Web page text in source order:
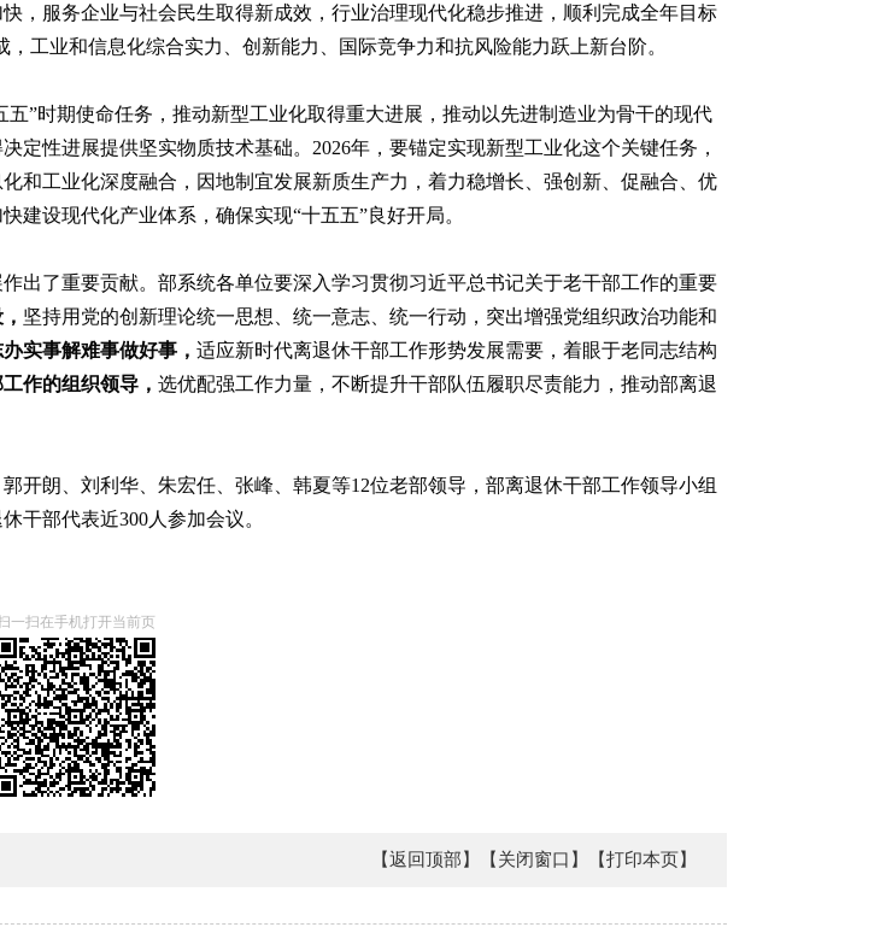
，服务企业与社会民生取得新成效，行业治理现代化稳步推进，顺利完成全年目标
工业和信息化综合实力、创新能力、国际竞争力和抗风险能力跃上新台阶。
”时期使命任务，推动新型工业化取得重大进展，推动以先进制造业为骨干的现代
性进展提供坚实物质技术基础。2026年，要锚定实现新型工业化这个关键任务，
和工业化深度融合，因地制宜发展新质生产力，着力稳增长、强创新、促融合、优
建设现代化产业体系，确保实现“十五五”良好开局。
出了重要贡献。部系统各单位要深入学习贯彻习近平总书记关于老干部工作的重要
坚持用党的创新理论统一思想、统一意志、统一行动，突出增强党组织政治功能和
实事解难事做好事， 适应新时代离退休干部工作形势发展需要，着眼于老同志结构
作的组织领导， 选优配强工作力量，不断提升干部队伍履职尽责能力，推动部离退
开朗、刘利华、朱宏任、张峰、韩夏等12位老部领导，部离退休干部工作领导小组
干部代表近300人参加会议。
一扫在手机打开当前页
【返回顶部】 【关闭窗口】 【打印本页】